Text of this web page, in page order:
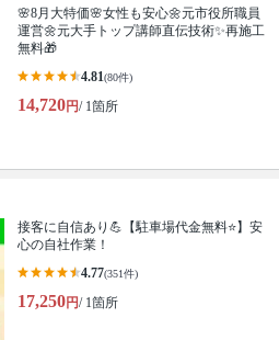
🌸8月大特価🌸女性も安心🌼元市役所職員
運営🌼元大手トップ講師直伝技術✨再施工
無料🎁
4.81(80件)
14,720円/ 1箇所
接客に自信あり💪【駐車場代金無料⭐️】安
心の自社作業！
4.77(351件)
17,250円/ 1箇所